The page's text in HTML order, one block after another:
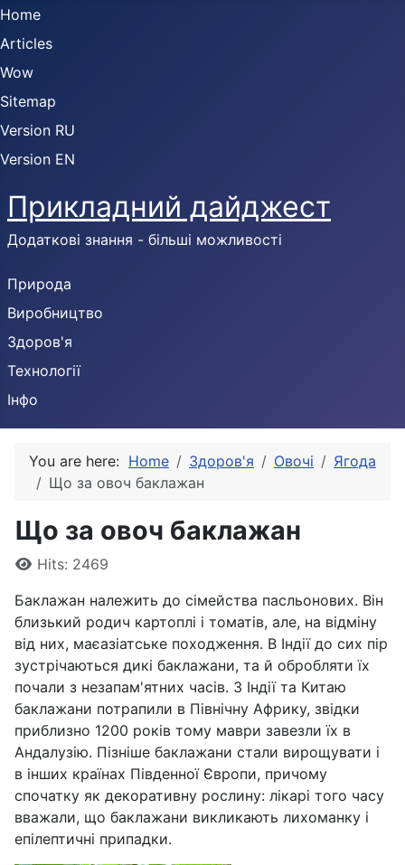
Home
Articles
Wow
Sitemap
Version RU
Version EN
Прикладний дайджест
Додаткові знання - більші можливості
Природа
Виробництво
Здоров'я
Технології
Інфо
You are here: Home Здоров'я Овочі
Ягода
Що за овоч баклажан
Що за овоч баклажан
DetailsHits: 2469
Баклажан належить до сімейства пасльонових. Він
близький родич картоплі і томатів, але, на відміну
від них, маєазіатське походження. В Індії до сих пір
зустрічаються дикі баклажани, та й обробляти їх
почали з незапам'ятних часів. З Індії та Китаю
баклажани потрапили в Північну Африку, звідки
приблизно 1200 років тому маври завезли їх в
Андалузію. Пізніше баклажани стали вирощувати і
в інших країнах Південної Європи, причому
спочатку як декоративну рослину: лікарі того часу
вважали, що баклажани викликають лихоманку і
епілептичні припадки.